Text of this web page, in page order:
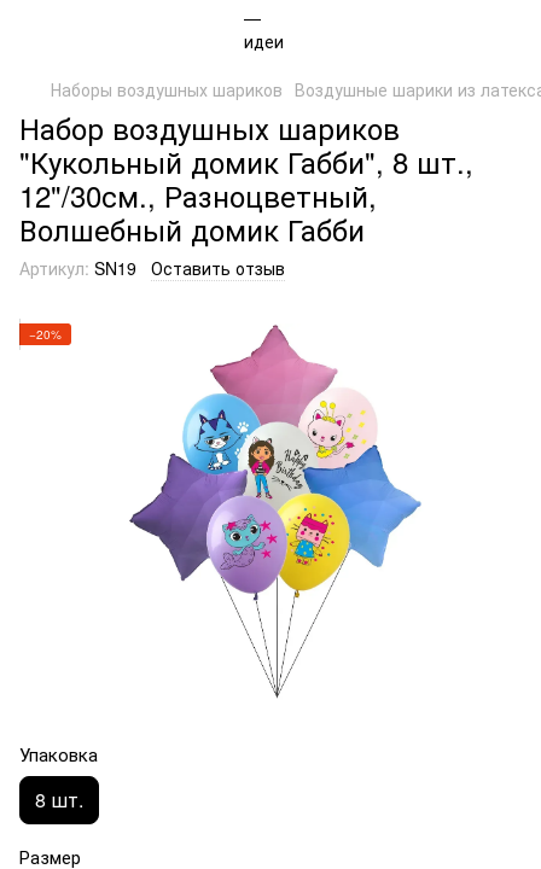
Наборы воздушных шариков Воздушные шарики из
Набор воздушных шариков
"Кукольный домик Габби", 8 шт.,
12"/30см., Разноцветный,
Волшебный домик Габби
Артикул: SN19 Оставить отзыв
−20%
Упаковка
8 шт.
Размер